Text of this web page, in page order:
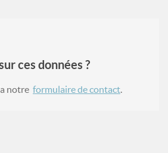
ces données ?
notre formulaire de contact.